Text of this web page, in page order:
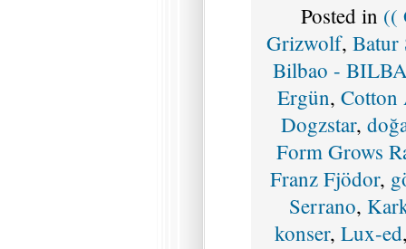
Posted in ((
Grizwolf, Batur
Bilbao -
Ergün, Cotton
Dogzstar,
Form Grows
Franz Fjödor,
Serrano,
konser, Lux-ed